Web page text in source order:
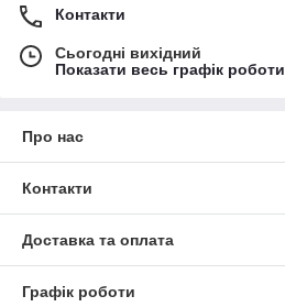
Контакти
Сьогодні вихідний
Показати весь графік роботи
Про нас
Контакти
Доставка та оплата
Графік роботи